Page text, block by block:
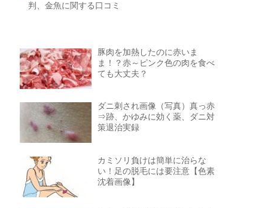
判、金魚に関する口コミ
豚肉を加熱したのに赤いま
ま！？赤～ピンク色の肉を食べ
ても大丈夫？
ダニ刺され画像（写真）真っ赤
⇒跡、かゆみに効く薬、ダニ対
策退治実録
カミソリ負けは簡単に治らな
い！足の脱毛には要注意【色素
沈着画像】